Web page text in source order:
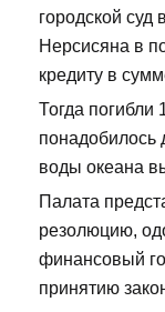
городской
Нерсисяна в
кредиту в
Тогда погибли
понадобилось
воды океана
Палата
резолюцию,
финансовый
принятию